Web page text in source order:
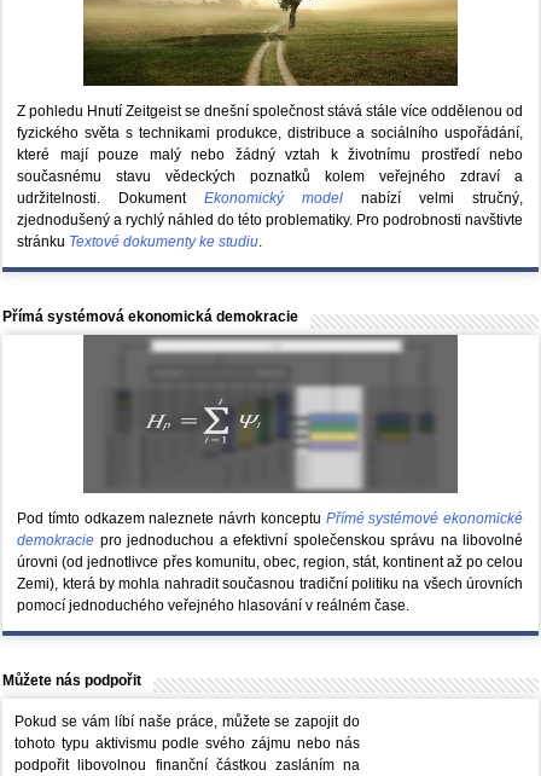
Z pohledu Hnutí Zeitgeist se dnešní společnost stává stále více oddělenou od
fyzického světa s technikami produkce, distribuce a sociálního uspořádání,
které mají pouze malý nebo žádný vztah k životnímu prostředí nebo
současnému stavu vědeckých poznatků kolem veřejného zdraví a
udržitelnosti. DokumentEkonomický model nabízí velmi stručný,
zjednodušený a rychlý náhled do této problematiky. Pro podrobnosti navštivte
stránku Textové dokumenty ke studiu.
Přímá systémová ekonomická demokracie
Pod tímto odkazem naleznete návrh konceptu Přímé systémové ekonomické
demokracie pro jednoduchou a efektivní společenskou správu na libovolné
úrovni (od jednotlivce přes komunitu, obec, region, stát, kontinent až po celou
Zemi), která by mohla nahradit současnou tradiční politiku na všech úrovních
pomocí jednoduchého veřejného hlasování v reálném čase.
Můžete nás podpořit
Pokud se vám líbí naše práce, můžete se zapojit do
tohoto typu aktivismu podle svého zájmu nebo nás
podpořit libovolnou finanční částkou zasláním na